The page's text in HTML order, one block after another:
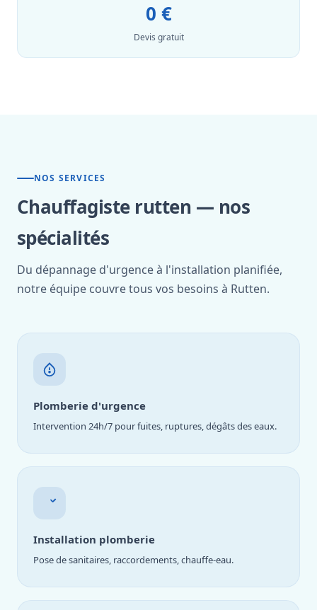
0 €
Devis gratuit
NOS SERVICES
Chauffagiste rutten — nos
spécialités
Du dépannage d'urgence à l'installation planifiée,
notre équipe couvre tous vos besoins à Rutten.
Plomberie d'urgence
Intervention 24h/7 pour fuites, ruptures, dégâts des eaux.
Installation plomberie
Pose de sanitaires, raccordements, chauffe-eau.